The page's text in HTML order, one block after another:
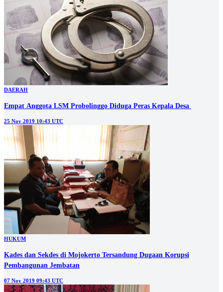
DAERAH
Empat Anggota LSM Probolinggo Diduga Peras Kepala Desa
25 Nov 2019 10:43 UTC
HUKUM
Kades dan Sekdes di Mojokerto Tersandung Dugaan Korupsi
Pembangunan Jembatan
07 Nov 2019 09:43 UTC